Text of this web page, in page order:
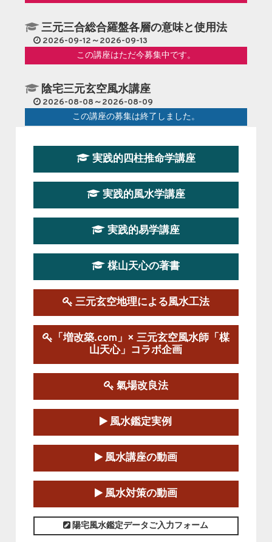
三元三合総合羅盤各層の意味と使用法
2026-09-12～2026-09-13
この講座はただ今募集中です。
陰宅三元玄空風水講座
2026-08-08～2026-08-09
この講座の募集は終了しました。
第１９期立命塾『実践的易学講座』
2026-08-22～2026-10-25
第19期立命塾実践的四柱推命学講座
2026-03-20～2026-07-19
第１９期立命塾実践的風水学講座
この講座の募集は終了しました。
陰宅三元玄空風水講座
2025-06-07～2025-06-08
この講座の募集は終了しました。
第１８期立命塾『実践的易学講座』
2025-06-21～2025-08-24
この講座の募集は終了しました。
第１８期立命塾「実践的四柱立命学（四
柱推命学）講座」
2025-01-11～2025-05-11
この講座の募集は終了しました。
実践的四柱推命学講座
実践的風水学講座
実践的易学講座
楳山天心の著書
三元玄空地理による風水工法
「増改築.com」× 三元玄空風水師「楳
山天心」コラボ企画
氣場改良法
風水鑑定実例
風水講座の動画
風水対策の動画
陽宅風水鑑定データご入力フォーム